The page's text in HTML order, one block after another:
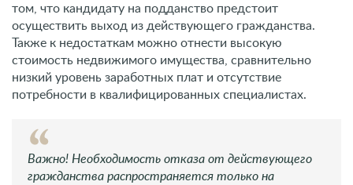
том, что кандидату на подданство предстоит
осуществить выход из действующего гражданства.
Также к недостаткам можно отнести высокую
стоимость недвижимого имущества, сравнительно
низкий уровень заработных плат и отсутствие
потребности в квалифицированных специалистах.
Важно! Необходимость отказа от действующего
гражданства распространяется только на